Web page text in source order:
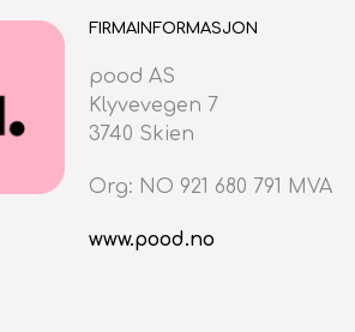
FIRMAINFORMASJON
pood AS
Klyvevegen 7
3740 Skien
Org: NO 921 680 791 MVA
www.pood.no